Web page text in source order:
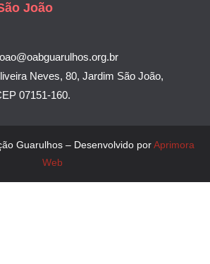
João
Neves, 80, Jardim São João,
07151-160.
Guarulhos – Desenvolvido porAprimora
Web